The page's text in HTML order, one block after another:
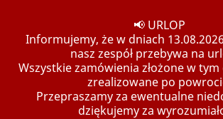
📢 URLOP
Informujemy, że w dniach
nasz zespół przebywa na
Wszystkie zamówienia złożone w
zrealizowane po
Przepraszamy za ewentualne
dziękujemy za